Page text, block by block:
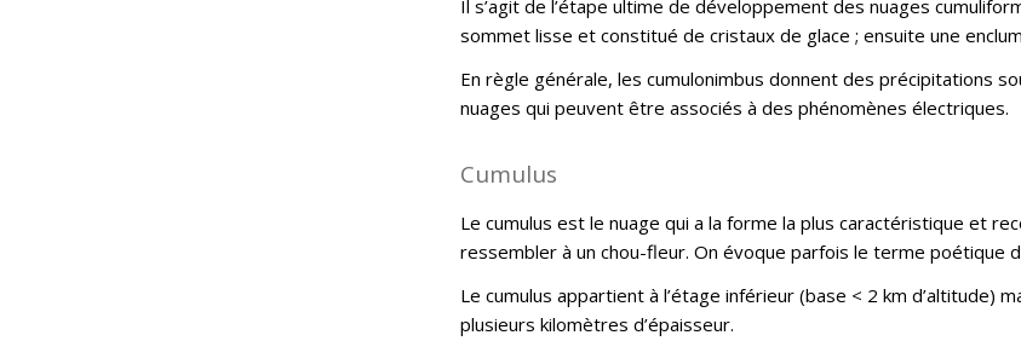
Il s’agit de l’étape ultime de développement des nuages
sommet lisse et constitué de cristaux de glace ; ensuite une
En règle générale, les cumulonimbus donnent des précipitations
nuages qui peuvent être associés à des phénomènes électriques.
Cumulus
Le cumulus est le nuage qui a la forme la plus caractéristique et
ressembler à un chou-fleur. On évoque parfois le terme poétique
Le cumulus appartient à l’étage inférieur (base < 2 km d’altitude)
plusieurs kilomètres d’épaisseur.